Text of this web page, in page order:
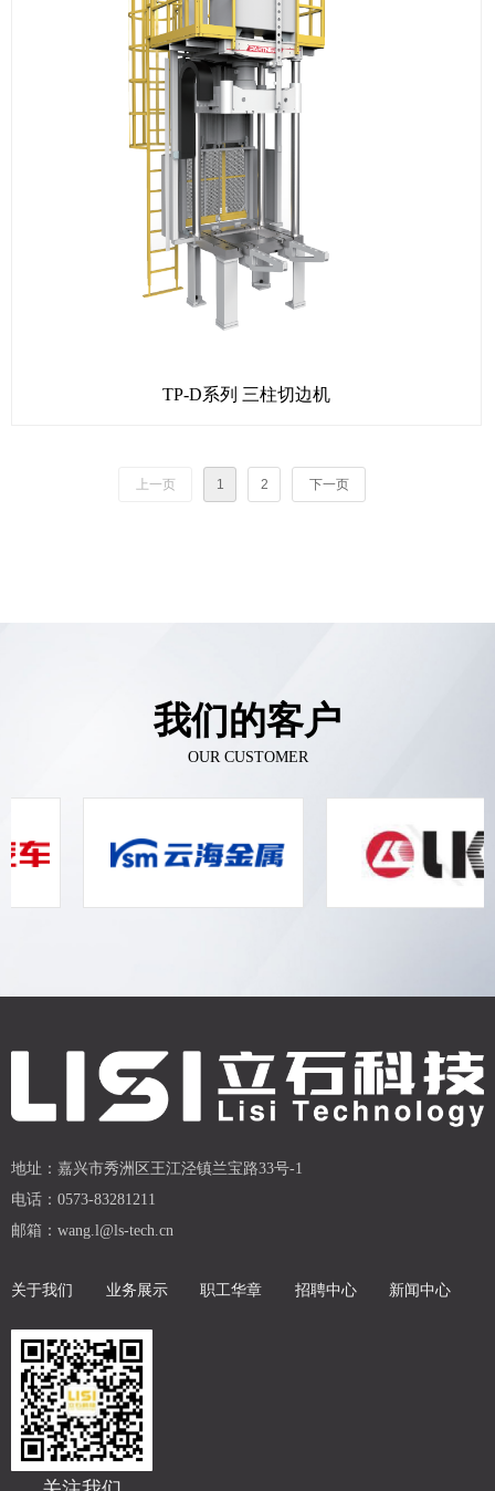
TP-D系列 三柱切边机
上一页 1 2 下一页
OUR CUSTOMER
我们的客户
地址： 嘉兴市秀洲区王江泾镇兰宝路33号-1
电话： 0573-83281211
邮箱： wang.l@ls-tech.cn
关于我们 业务展示 职工华章 招聘中心 新闻中心